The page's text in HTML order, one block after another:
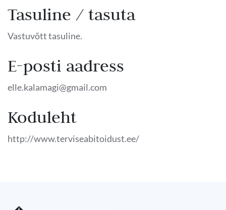
Tasuline / tasuta
Vastuvõtt tasuline.
E-posti aadress
elle.kalamagi@gmail.com
Koduleht
http://www.terviseabitoidust.ee/